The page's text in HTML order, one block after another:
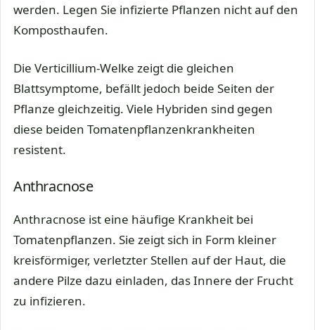
werden. Legen Sie infizierte Pflanzen nicht auf den
Komposthaufen.
Die Verticillium-Welke zeigt die gleichen
Blattsymptome, befällt jedoch beide Seiten der
Pflanze gleichzeitig. Viele Hybriden sind gegen
diese beiden Tomatenpflanzenkrankheiten
resistent.
Anthracnose
Anthracnose ist eine häufige Krankheit bei
Tomatenpflanzen. Sie zeigt sich in Form kleiner
kreisförmiger, verletzter Stellen auf der Haut, die
andere Pilze dazu einladen, das Innere der Frucht
zu infizieren.